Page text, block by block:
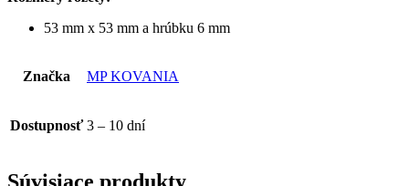
53 mm x 53 mm a hrúbku 6 mm
Značka MP KOVANIA
Dostupnosť 3 – 10 dní
Súvisiace produkty